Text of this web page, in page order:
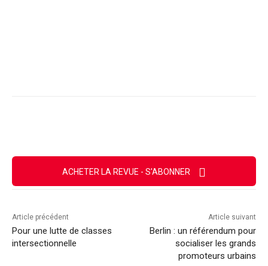
ACHETER LA REVUE - S'ABONNER
Article précédent
Pour une lutte de classes
intersectionnelle
Article suivant
Berlin : un référendum pour
socialiser les grands
promoteurs urbains